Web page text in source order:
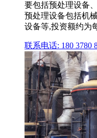
要包括预处理设备
预处理设备包括机
设备等,投资额约为
联系电话: 180 3780